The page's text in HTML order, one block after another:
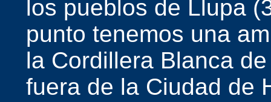
los pueblos de Llupa
punto tenemos una
la Cordillera Blanca
fuera de la Ciudad de